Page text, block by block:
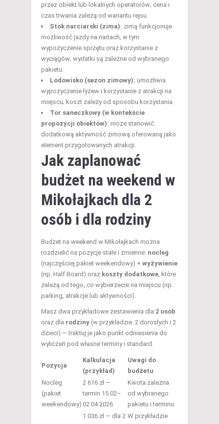
przez obiekt lub lokalnych operatorów; cena i
czas trwania zależą od wariantu rejsu.
Stok narciarski (zima): zimą funkcjonuje
możliwość jazdy na nartach, w tym
wypożyczenie sprzętu oraz korzystanie z
wyciągów; wydatki są zależne od wybranego
pakietu.
Lodowisko (sezon zimowy): umożliwia
wypożyczenie łyżew i korzystanie z atrakcji na
miejscu; koszt zależy od sposobu korzystania.
Tor saneczkowy (w kontekście
propozycji obiektów): może stanowić
dodatkową aktywność zimową oferowaną jako
element przygotowanych atrakcji.
Jak zaplanować
budżet na weekend w
Mikołajkach dla 2
osób i dla rodziny
Budżet na weekend w Mikołajkach można
rozdzielić na pozycje stałe i zmienne: nocleg
(najczęściej pakiet weekendowy) + wyżywienie
(np. Half Board) oraz koszty dodatkowe , które
zależą od tego, co wybierzecie na miejscu (np.
parking, atrakcje lub aktywności).
Masz dwa przykładowe zestawienia dla 2 osób
oraz dla rodziny (w przykładzie: 2 dorosłych i 2
dzieci) — traktuj je jako punkt odniesienia do
wyliczeń pod własne terminy i standard.
Pozycja
Kalkulacja
(przykład)
Uwagi do
budżetu
Nocleg
(pakiet
weekendowy)
2 616 zł —
termin 15.02–
02.04.2026
Kwota zależna
od wybranego
pakietu i terminu.
1 036 zł — dla 2 W przykładzie